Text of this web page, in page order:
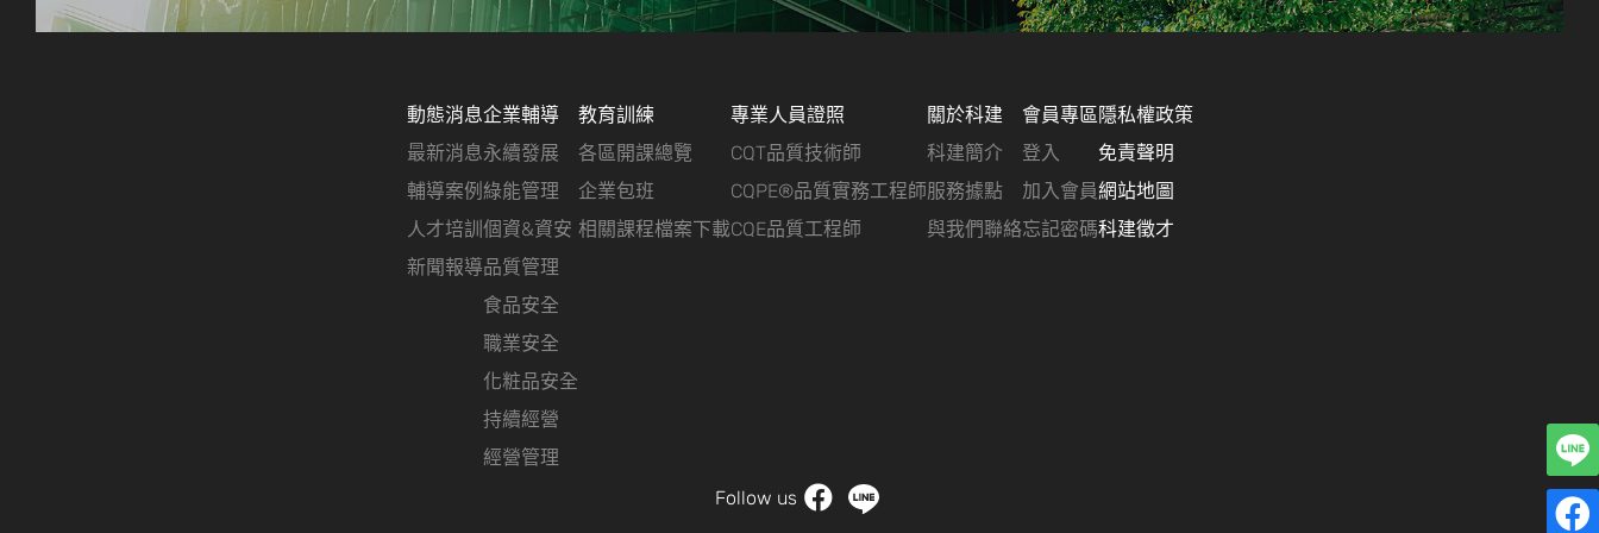
動態消息
最新消息
輔導案例
人才培訓
新聞報導
企業輔導
永續發展
綠能管理
個資&資安
品質管理
食品安全
職業安全
化粧品安全
持續經營
經營管理
教育訓練
各區開課總覽
企業包班
相關課程檔案下載
專業人員證照
CQT品質技術師
CQPE®品質實務工程師
CQE品質工程師
關於科建
科建簡介
服務據點
與我們聯絡
會員專區
登入
加入會員
忘記密碼
隱私權政策
免責聲明
網站地圖
科建徵才
Follow us